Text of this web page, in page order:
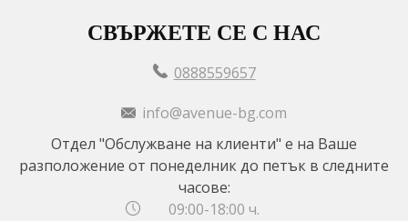
СВЪРЖЕТЕ СЕ С НАС
0888559657
info@avenue-bg.com
Отдел "Обслужване на клиенти" е на Ваше
разположение от понеделник до петък в следните
часове:
09:00-18:00 ч.